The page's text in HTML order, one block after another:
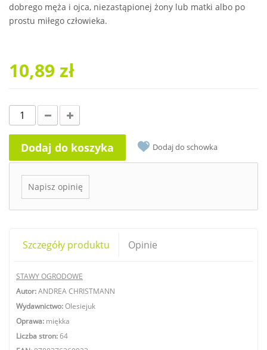
dobrego męża i ojca, niezastąpionej żony lub matki albo po
prostu miłego człowieka.
10,89 zł
Dodaj do koszyka Dodaj do schowka
Napisz opinię
Szczegóły produktu Opinie
STAWY OGRODOWE
Autor:ANDREA CHRISTMANN
Wydawnictwo:Olesiejuk
Oprawa: miękka
Liczba stron:64